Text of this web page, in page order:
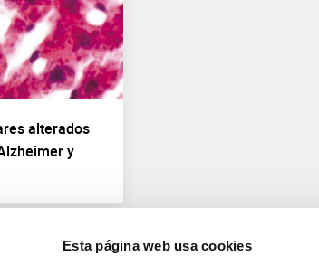
Esta página web usa cookies
alterados
y